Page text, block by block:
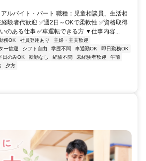
ルバイト・パート 職種：児童相談員、生活相
験者代歓迎 ✅週2日～OKで柔軟性 ✅資格取得
のある仕事 ✅車運転できる方 ▼仕事内容...
務OK 社員登用あり
主婦・主夫歓迎
ー歓迎 シフト自由 学歴不問 車通勤OK
即日勤務OK
日のみOK 転勤なし 経験不問 未経験者歓迎
午前
夕方